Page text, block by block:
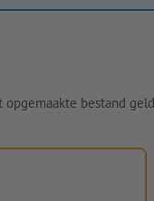
bestand